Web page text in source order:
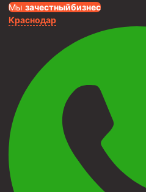
Мы зачестныйбизнес
Краснодар